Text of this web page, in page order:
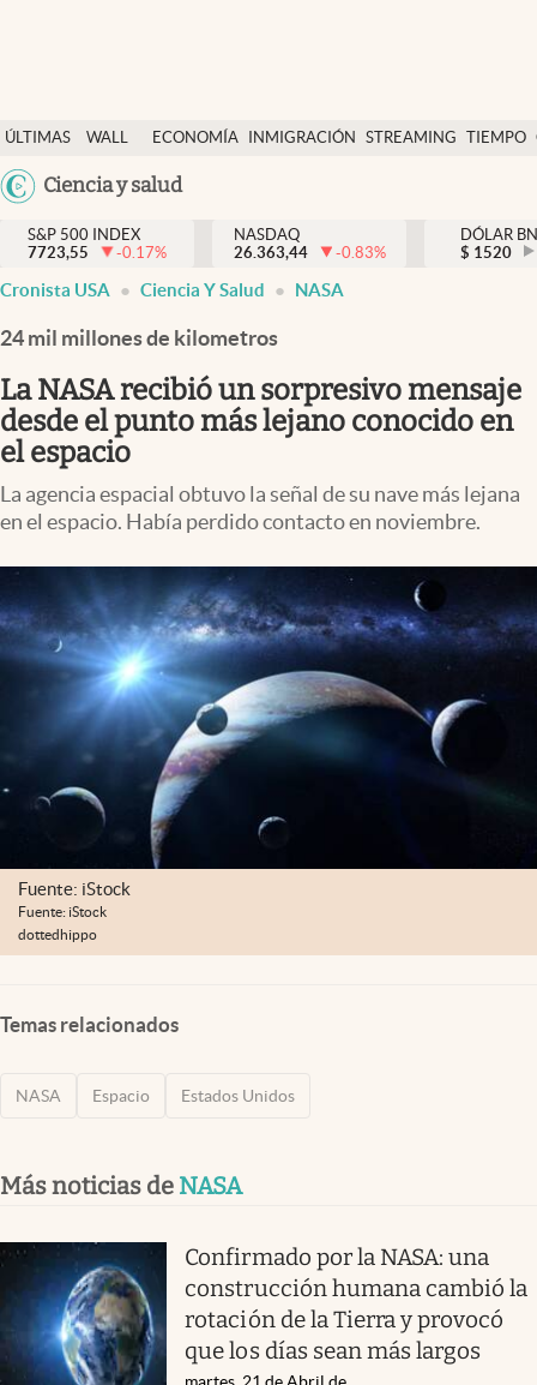
ÚLTIMAS
NOTICIAS
WALL
DÓLAR
ECONOMÍA INMIGRACIÓN STREAMING TIEMPO
México
Ciencia y salud
Finanzas y economía
Wall Street y dólar
Inmigración
Espiritual
Streaming
PC y mobile
S&P 500 INDEX
7723,55
-0.17%
NASDAQ
26.363,44
-0.83%
DÓLAR
$ 1520
Cronista USA Ciencia Y Salud NASA
24 mil millones de kilometros
La NASA recibió un sorpresivo mensaje
desde el punto más lejano conocido en
el espacio
La agencia espacial obtuvo la señal de su nave más lejana
en el espacio. Había perdido contacto en noviembre.
Fuente: iStock
Fuente: iStock
dottedhippo
Temas relacionados
NASA Espacio Estados Unidos
Más noticias de NASA
Confirmado por la NASA: una
construcción humana cambió la
rotación de la Tierra y provocó
que los días sean más largos